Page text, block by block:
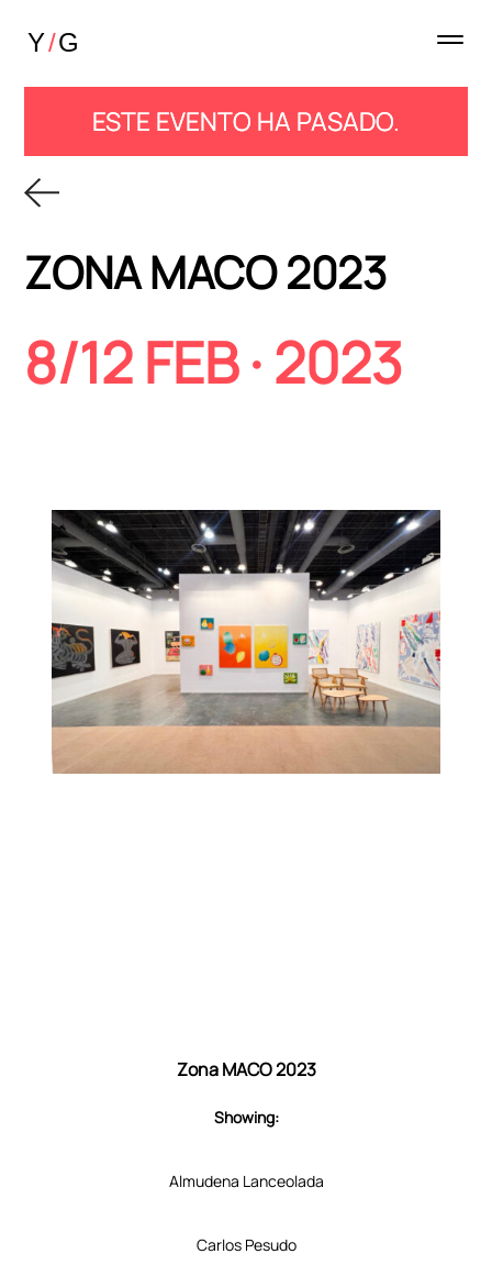
ESTE EVENTO HA PASADO.
ZONA MACO 2023
8/12 FEB · 2023
Zona MACO 2023
Showing:
Almudena Lanceolada
Carlos Pesudo